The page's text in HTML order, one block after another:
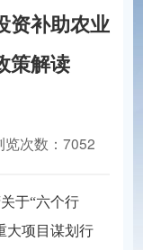
资补助农业
策解读
览次数：7052
于“六个行
大项目谋划行